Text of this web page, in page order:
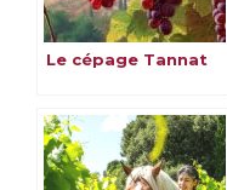
Le cépage Tannat